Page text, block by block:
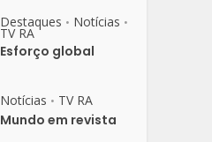
Destaques • Notícias •
TV RA
Esforço global
Notícias • TV RA
Mundo em revista